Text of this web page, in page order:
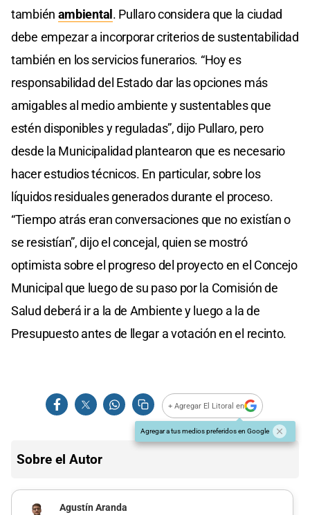
también ambiental . Pullaro considera que la ciudad
debe empezar a incorporar criterios de sustentabilidad
también en los servicios funerarios. “Hoy es
responsabilidad del Estado dar las opciones más
amigables al medio ambiente y sustentables que
estén disponibles y reguladas”, dijo Pullaro, pero
desde la Municipalidad plantearon que es necesario
hacer estudios técnicos. En particular, sobre los
líquidos residuales generados durante el proceso.
“Tiempo atrás eran conversaciones que no existían o
se resistían”, dijo el concejal, quien se mostró
optimista sobre el progreso del proyecto en el Concejo
Municipal que luego de su paso por la Comisión de
Salud deberá ir a la de Ambiente y luego a la de
Presupuesto antes de llegar a votación en el recinto.
+ Agregar El Litoral en
Agregar a tus medios preferidos en Google
Sobre el Autor
Agustín Aranda